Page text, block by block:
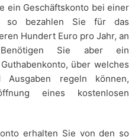
ein Geschäftskonto bei einer
so bezahlen Sie für das
Hundert Euro pro Jahr, an
Benötigen Sie aber ein
über welches
regeln können,
eines kostenlosen
erhalten Sie von den so